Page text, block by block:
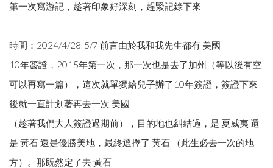
片
第一次寫游記，趁著印象好深刻，趕緊記錄下來
時間：2024/4/28-5/7 前言由於我和我先生都有 美國
10年簽證，2015年第一次，那一次也是去了加州（等以後有空
可以再寫一篇），這次就單獨給兒子辦了10年簽證，簽證下來
後就一直計划著再去一次 美國
（趁著我們大人簽證過期前），目的地也糾結過，是 夏威夷 還
是 黃石 還是優勝美地，最終選擇了 黃石 （此生必去一次的地
方）。那既然定了去 黃石